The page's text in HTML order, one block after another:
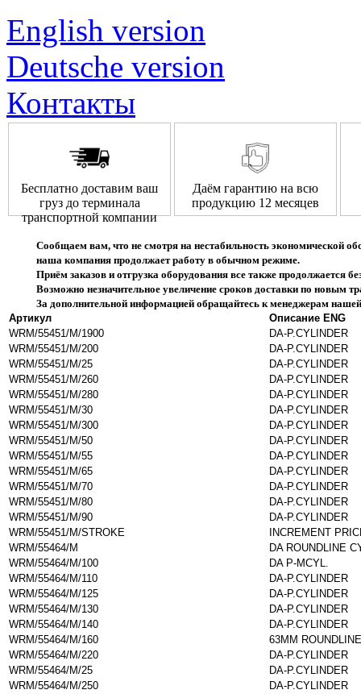
English version
Deutsche version
Контакты
Бесплатно доставим ваш
груз до терминала
транспортной компании
Даём гарантию на всю
продукцию 12 месяцев
Сообщаем вам, что не смотря на нестабильность экономической
наша компания продолжает работу в обычном режиме.
Приём заказов и отгрузка оборудования все также продолжается
Возможно незначительное увеличение сроков доставки по новым
За дополнительной информацией обращайтесь к менеджерам
Артикул
Описание ENG
WRM/55451/M/1900
DA-P.CYLINDER
WRM/55451/M/200
DA-P.CYLINDER
WRM/55451/M/25
DA-P.CYLINDER
WRM/55451/M/260
DA-P.CYLINDER
WRM/55451/M/280
DA-P.CYLINDER
WRM/55451/M/30
DA-P.CYLINDER
WRM/55451/M/300
DA-P.CYLINDER
WRM/55451/M/50
DA-P.CYLINDER
WRM/55451/M/55
DA-P.CYLINDER
WRM/55451/M/65
DA-P.CYLINDER
WRM/55451/M/70
DA-P.CYLINDER
WRM/55451/M/80
DA-P.CYLINDER
WRM/55451/M/90
DA-P.CYLINDER
WRM/55451/M/STROKE
INCREMENT
WRM/55464/M
DA ROUNDLINE
WRM/55464/M/100
DA P-MCYL.
WRM/55464/M/110
DA-P.CYLINDER
WRM/55464/M/125
DA-P.CYLINDER
WRM/55464/M/130
DA-P.CYLINDER
WRM/55464/M/140
DA-P.CYLINDER
WRM/55464/M/160
63MM
WRM/55464/M/220
DA-P.CYLINDER
WRM/55464/M/25
DA-P.CYLINDER
WRM/55464/M/250
DA-P.CYLINDER